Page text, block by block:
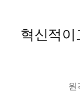
원